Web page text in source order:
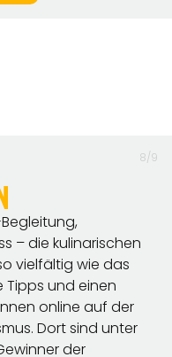
– die kulinarischen
vielfältig wie das
Tipps und einen
online auf der
Dort sind unter
der
8/9